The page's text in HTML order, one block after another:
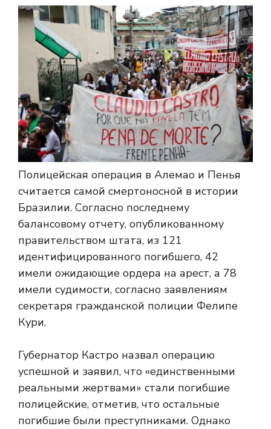
Полицейская операция в Алемао и Пенья
считается самой смертоносной в истории
Бразилии. Согласно последнему
балансовому отчету, опубликованному
правительством штата, из 121
идентифицированного погибшего, 42
имели ожидающие ордера на арест, а 78
имели судимости, согласно заявлениям
секретаря гражданской полиции Фелипе
Кури.
Губернатор Кастро назвал операцию
успешной и заявил, что «единственными
реальными жертвами» стали погибшие
полицейские, отметив, что остальные
погибшие были преступниками. Однако